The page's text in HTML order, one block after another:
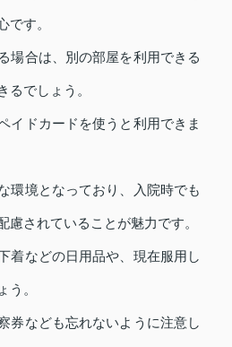
です。
場合は、別の部屋を利用できる
るでしょう。
イドカードを使うと利用できま
環境となっており、入院時でも
慮されていることが魅力です。
着などの日用品や、現在服用し
う。
券なども忘れないように注意し